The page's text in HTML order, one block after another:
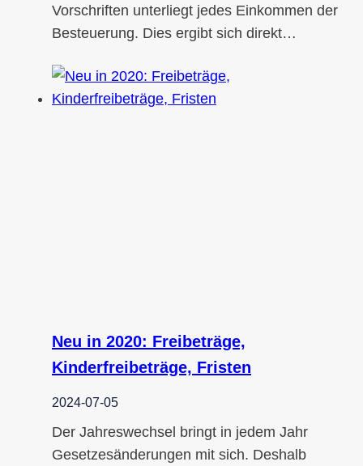
Vorschriften unterliegt jedes Einkommen der
Besteuerung. Dies ergibt sich direkt…
Neu in 2020: Freibeträge,
Kinderfreibeträge, Fristen
2024-07-05
Der Jahreswechsel bringt in jedem Jahr
Gesetzesänderungen mit sich. Deshalb